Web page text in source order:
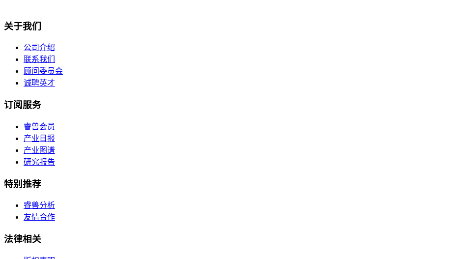
关于我们
公司介绍
联系我们
顾问委员会
诚聘英才
订阅服务
睿兽会员
产业日报
产业图谱
研究报告
特别推荐
睿兽分析
友情合作
法律相关